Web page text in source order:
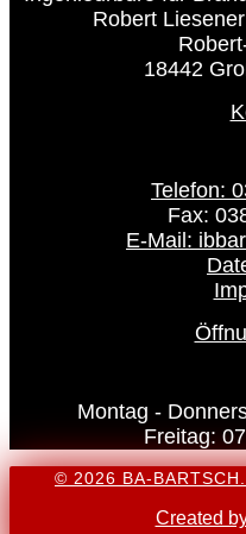
Robert
18442
Telefon:
Fax:
E-Mail:
Montag -
Freitag:
© 2026 BA-
Created